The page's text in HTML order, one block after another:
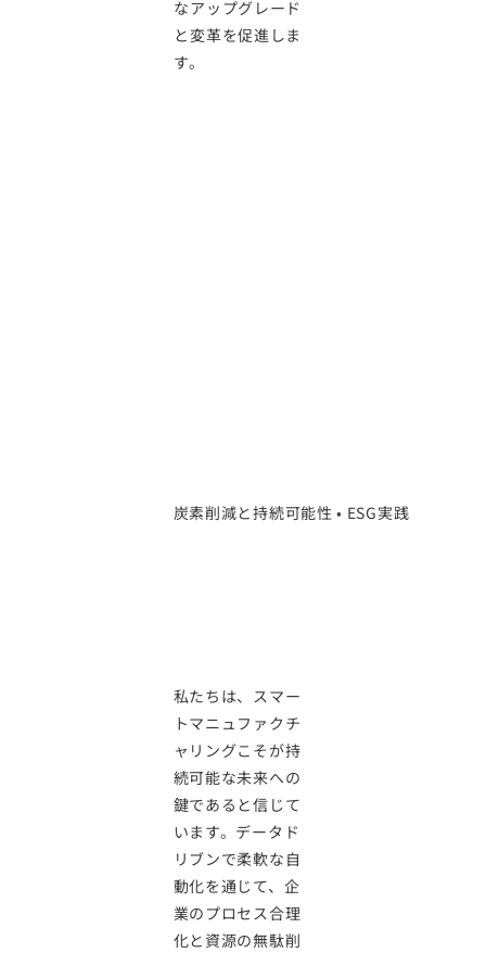
炭素削減と持続可能性 • ESG実践
私たちは、スマー
トマニュファクチ
ャリングこそが持
続可能な未来への
鍵であると信じて
います。データド
リブンで柔軟な自
動化を通じて、企
業のプロセス合理
化と資源の無駄削
なアップグレード
と変革を促進しま
す。